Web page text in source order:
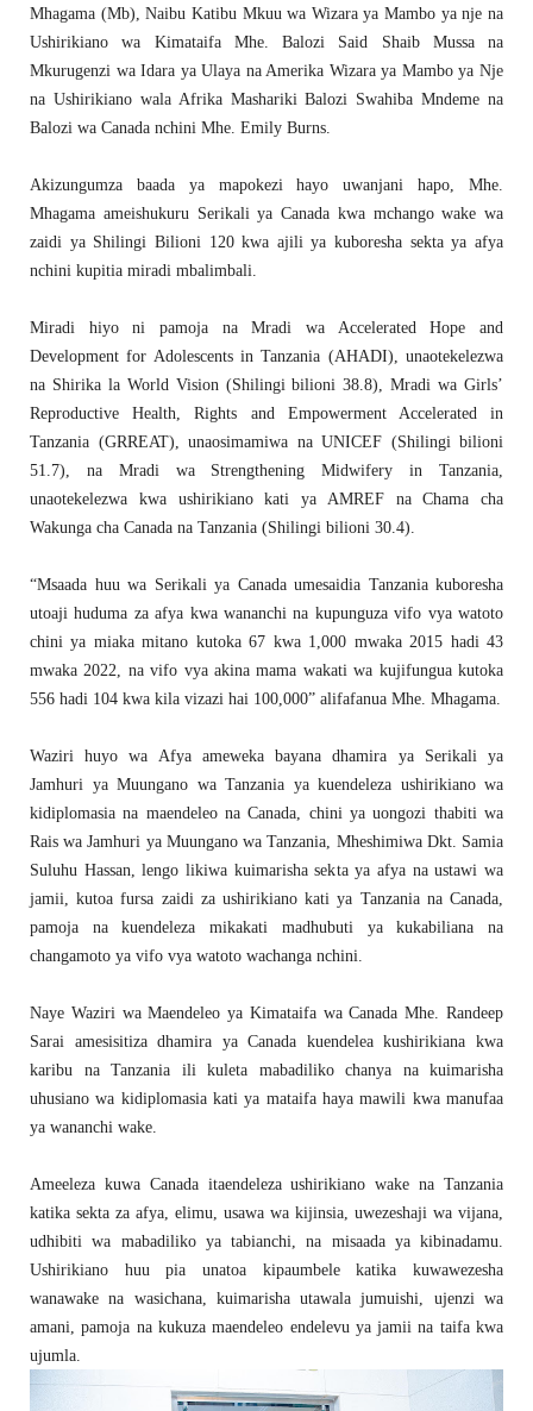
Mhagama (Mb), Naibu Katibu Mkuu wa Wizara ya Mambo ya nje na
Ushirikiano wa Kimataifa Mhe. Balozi Said Shaib Mussa na
Mkurugenzi wa Idara ya Ulaya na Amerika Wizara ya Mambo ya Nje
na Ushirikiano wala Afrika Mashariki Balozi Swahiba Mndeme na
Balozi wa Canada nchini Mhe. Emily Burns.
Akizungumza baada ya mapokezi hayo uwanjani hapo, Mhe.
Mhagama ameishukuru Serikali ya Canada kwa mchango wake wa
zaidi ya Shilingi Bilioni 120 kwa ajili ya kuboresha sekta ya afya
nchini kupitia miradi mbalimbali.
Miradi hiyo ni pamoja na Mradi wa Accelerated Hope and
Development for Adolescents in Tanzania (AHADI), unaotekelezwa
na Shirika la World Vision (Shilingi bilioni 38.8), Mradi wa Girls’
Reproductive Health, Rights and Empowerment Accelerated in
Tanzania (GRREAT), unaosimamiwa na UNICEF (Shilingi bilioni
51.7), na Mradi wa Strengthening Midwifery in Tanzania,
unaotekelezwa kwa ushirikiano kati ya AMREF na Chama cha
Wakunga cha Canada na Tanzania (Shilingi bilioni 30.4).
“Msaada huu wa Serikali ya Canada umesaidia Tanzania kuboresha
utoaji huduma za afya kwa wananchi na kupunguza vifo vya watoto
chini ya miaka mitano kutoka 67 kwa 1,000 mwaka 2015 hadi 43
mwaka 2022, na vifo vya akina mama wakati wa kujifungua kutoka
556 hadi 104 kwa kila vizazi hai 100,000” alifafanua Mhe. Mhagama.
Waziri huyo wa Afya ameweka bayana dhamira ya Serikali ya
Jamhuri ya Muungano wa Tanzania ya kuendeleza ushirikiano wa
kidiplomasia na maendeleo na Canada, chini ya uongozi thabiti wa
Rais wa Jamhuri ya Muungano wa Tanzania, Mheshimiwa Dkt. Samia
Suluhu Hassan, lengo likiwa kuimarisha sekta ya afya na ustawi wa
jamii, kutoa fursa zaidi za ushirikiano kati ya Tanzania na Canada,
pamoja na kuendeleza mikakati madhubuti ya kukabiliana na
changamoto ya vifo vya watoto wachanga nchini.
Naye Waziri wa Maendeleo ya Kimataifa wa Canada Mhe. Randeep
Sarai amesisitiza dhamira ya Canada kuendelea kushirikiana kwa
karibu na Tanzania ili kuleta mabadiliko chanya na kuimarisha
uhusiano wa kidiplomasia kati ya mataifa haya mawili kwa manufaa
ya wananchi wake.
Ameeleza kuwa Canada itaendeleza ushirikiano wake na Tanzania
katika sekta za afya, elimu, usawa wa kijinsia, uwezeshaji wa vijana,
udhibiti wa mabadiliko ya tabianchi, na misaada ya kibinadamu.
Ushirikiano huu pia unatoa kipaumbele katika kuwawezesha
wanawake na wasichana, kuimarisha utawala jumuishi, ujenzi wa
amani, pamoja na kukuza maendeleo endelevu ya jamii na taifa kwa
ujumla.